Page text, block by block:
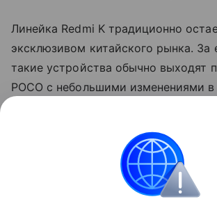
Линейка Redmi K традиционно
эксклюзивом китайского рынка. За
такие устройства обычно выходят
POCO с небольшими изменениями в
глобальном рынке как POCO F8 Ultra.